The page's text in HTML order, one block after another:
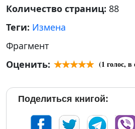
Количество страниц: 88
Теги: Измена
Фрагмент
Оценить:
(1 голос, в
Поделиться книгой: